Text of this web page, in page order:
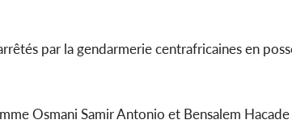
par la gendarmerie centrafricaines en
Osmani Samir Antonio et Bensalem